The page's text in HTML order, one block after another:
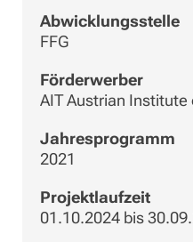
Abwicklungsstelle
FFG
Förderwerber
AIT Austrian Institute
Jahresprogramm
2021
Projektlaufzeit
01.10.2024 bis